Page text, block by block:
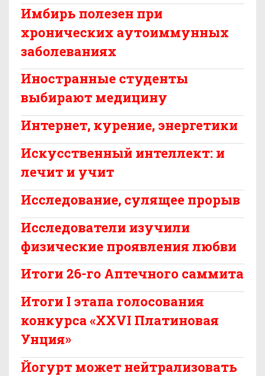
Имбирь полезен при
хронических аутоиммунных
заболеваниях
Иностранные студенты
выбирают медицину
Интернет, курение, энергетики
Искусственный интеллект: и
лечит и учит
Исследование, сулящее прорыв
Исследователи изучили
физические проявления любви
Итоги 26-го Аптечного саммита
Итоги I этапа голосования
конкурса «XXVI Платиновая
Унция»
Йогурт может нейтрализовать